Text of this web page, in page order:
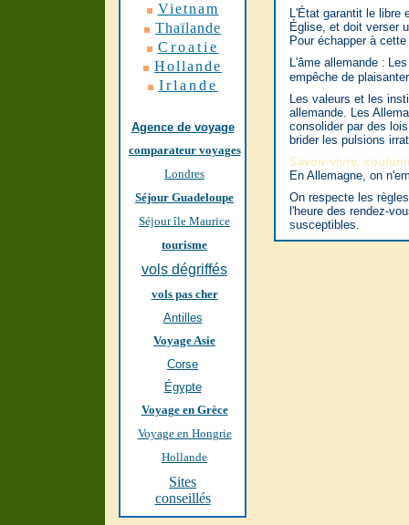
Vietnam
Thaïlande
Croatie
Hollande
Irlande
Agence de voyage
comparateur voyages
Londres
Séjour Guadeloupe
Séjour île Maurice
tourisme
vols dégriffés
vols pas cher
Antilles
Voyage Asie
Corse
Égypte
Voyage en Grèce
Voyage en Hongrie
Hollande
Sites
conseillés
L'État garantit le libre
Église, et doit verser
Pour échapper à
L'âme allemande :
empêche de
Les valeurs et les
allemande. Les
consolider par des
brider les pulsions
Savoir-vivre,
En Allemagne, on
On respecte les
l'heure des rendez-
susceptibles.